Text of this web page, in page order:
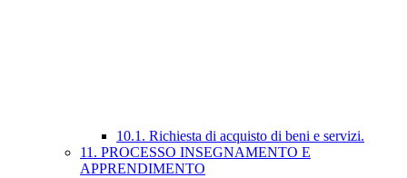
10.1. Richiesta di acquisto di beni e servizi.
11. PROCESSO INSEGNAMENTO E
APPRENDIMENTO